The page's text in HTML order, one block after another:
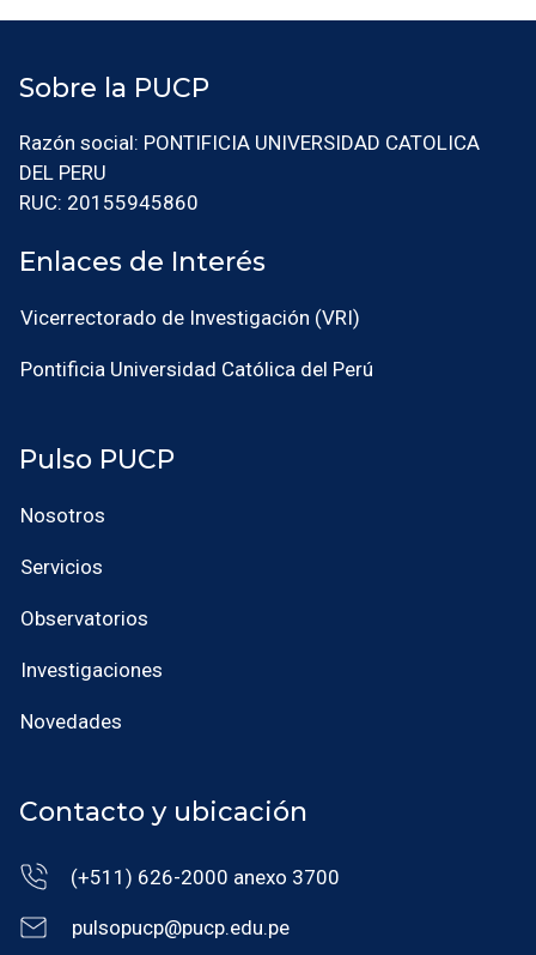
Sobre la PUCP
Razón social: PONTIFICIA UNIVERSIDAD CATOLICA
DEL PERU
RUC: 20155945860
Enlaces de Interés
Vicerrectorado de Investigación (VRI)
Pontificia Universidad Católica del Perú
Pulso PUCP
Nosotros
Servicios
Observatorios
Investigaciones
Novedades
Contacto y ubicación
(+511) 626-2000 anexo 3700
pulsopucp@pucp.edu.pe